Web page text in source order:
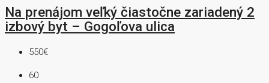
Na prenájom veľký čiastočne zariadený 2
izbový byt – Gogoľova ulica
550€
60